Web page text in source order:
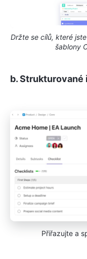
Držte se cílů, které
šablony
b. Strukturované
Přiřazujte a